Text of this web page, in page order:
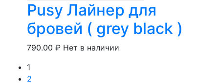
Pusy Лайнер для
бровей ( grey black )
790.00 ₽ Нет в наличии
1
2